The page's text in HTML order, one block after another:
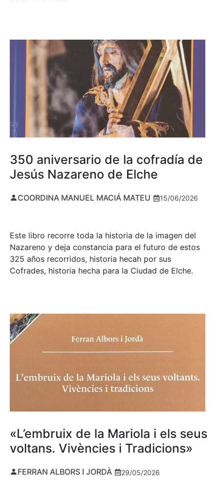
350 aniversario de la cofradía de
Jesús Nazareno de Elche
COORDINA MANUEL MACIÁ MATEU 15/06/2026
Este libro recorre toda la historia de la imagen del
Nazareno y deja constancia para el futuro de estos
325 años recorridos, historia hecah por sus
Cofrades, historia hecha para la Ciudad de Elche.
«L’embruix de la Mariola i els seus
voltans. Vivències i Tradicions»
FERRAN ALBORS I JORDÀ 29/05/2026